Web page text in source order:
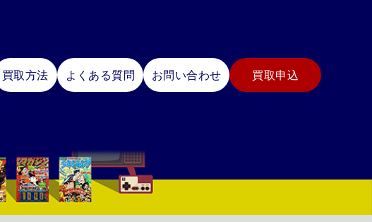
買取方法 よくある質問 お問い合わせ 買取申込